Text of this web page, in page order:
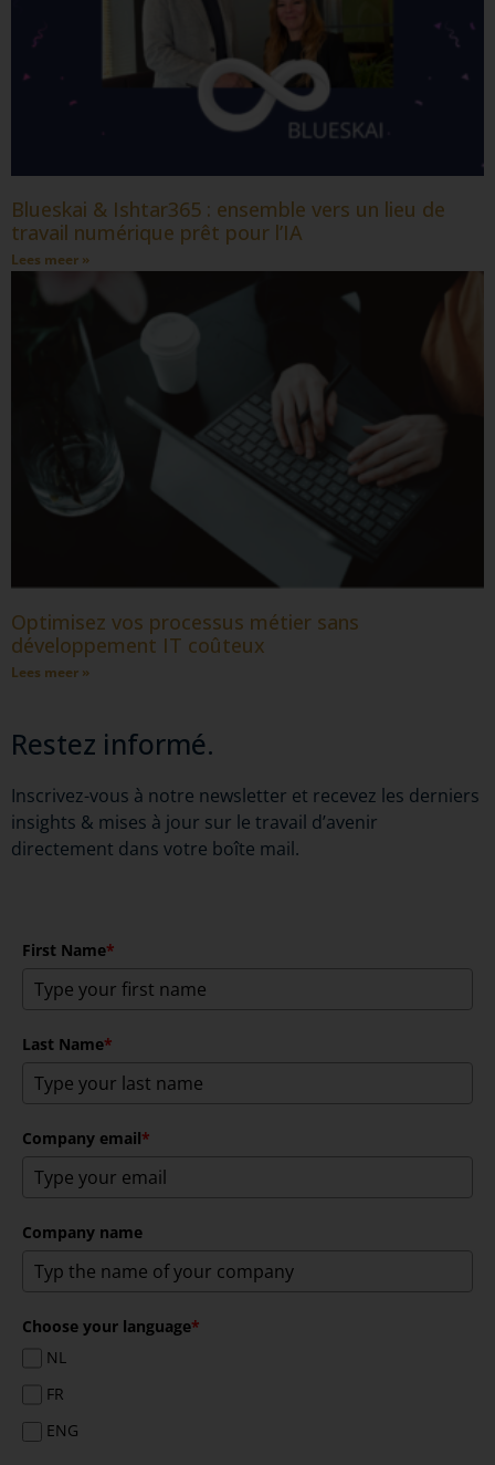
Blueskai & Ishtar365 : ensemble vers un lieu de
travail numérique prêt pour l’IA
Lees meer »
Optimisez vos processus métier sans
développement IT coûteux
Lees meer »
Restez informé.
Inscrivez-vous à notre newsletter et recevez les derniers
insights & mises à jour sur le travail d’avenir
directement dans votre boîte mail.
First Name*
Last Name*
Company email*
Company name
Choose your language*
NL
FR
ENG